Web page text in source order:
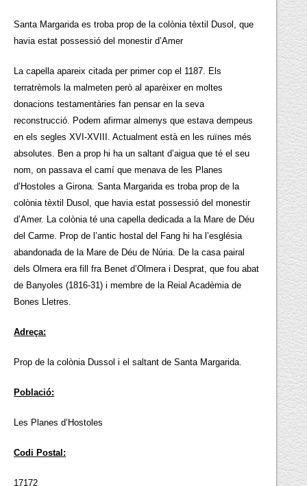
Santa Margarida es troba prop de la colònia tèxtil Dusol, que
havia estat possessió del monestir d’Amer
La capella apareix citada per primer cop el 1187. Els
terratrèmols la malmeten però al aparèixer en moltes
donacions testamentàries fan pensar en la seva
reconstrucció. Podem afirmar almenys que estava dempeus
en els segles XVI-XVIII. Actualment està en les ruïnes més
absolutes. Ben a prop hi ha un saltant d’aigua que té el seu
nom, on passava el camí que menava de les Planes
d’Hostoles a Girona. Santa Margarida es troba prop de la
colònia tèxtil Dusol, que havia estat possessió del monestir
d’Amer. La colònia té una capella dedicada a la Mare de Déu
del Carme. Prop de l’antic hostal del Fang hi ha l’església
abandonada de la Mare de Déu de Núria. De la casa pairal
dels Olmera era fill fra Benet d’Olmera i Desprat, que fou abat
de Banyoles (1816-31) i membre de la Reial Acadèmia de
Bones Lletres.
Adreça:
Prop de la colònia Dussol i el saltant de Santa Margarida.
Població:
Les Planes d’Hostoles
Codi Postal:
17172